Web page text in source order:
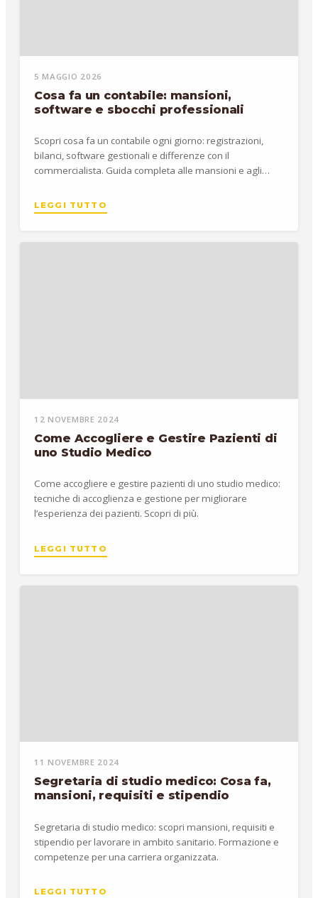
5 MAGGIO 2026
Cosa fa un contabile: mansioni,
software e sbocchi professionali
Scopri cosa fa un contabile ogni giorno: registrazioni,
bilanci, software gestionali e differenze con il
commercialista. Guida completa alle mansioni e agli
LEGGI TUTTO
12 NOVEMBRE 2024
Come Accogliere e Gestire Pazienti di
uno Studio Medico
Come accogliere e gestire pazienti di uno studio medico:
tecniche di accoglienza e gestione per migliorare
l’esperienza dei pazienti. Scopri di più.
LEGGI TUTTO
11 NOVEMBRE 2024
Segretaria di studio medico: Cosa fa,
mansioni, requisiti e stipendio
Segretaria di studio medico: scopri mansioni, requisiti e
stipendio per lavorare in ambito sanitario. Formazione e
competenze per una carriera organizzata.
LEGGI TUTTO